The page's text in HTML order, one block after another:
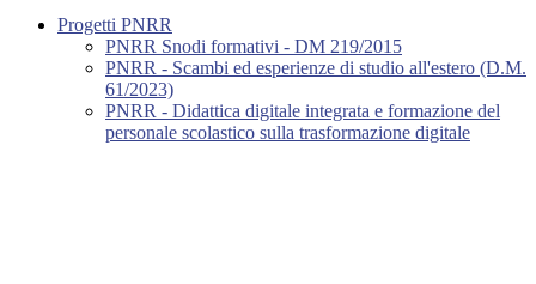
Progetti PNRR
PNRR Snodi formativi - DM 219/2015
PNRR - Scambi ed esperienze di studio all'estero (D.M.
61/2023)
PNRR - Didattica digitale integrata e formazione del
personale scolastico sulla trasformazione digitale